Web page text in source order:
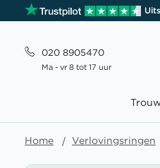
020 8905470
Ma - vr 8 tot 17 uur
Home Verlovingsringen